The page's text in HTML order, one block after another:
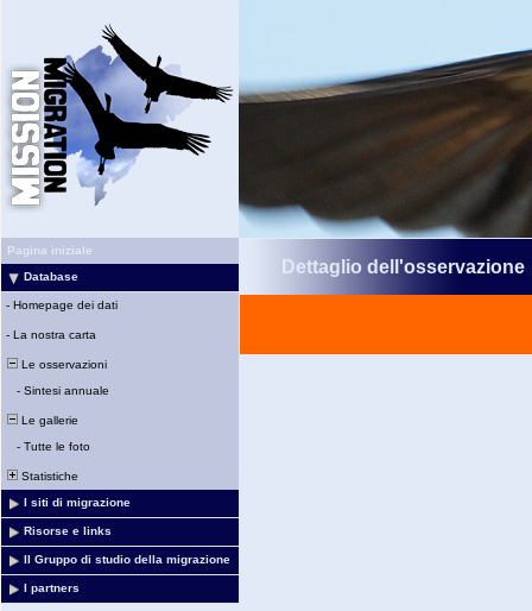
Pagina iniziale
Database
- Homepage dei dati
- La nostra carta
Le osservazioni
- Sintesi annuale
Le gallerie
- Tutte le foto
Statistiche
I siti di migrazione
Risorse e links
Il Gruppo di studio della migrazione
I partners
Dettaglio dell'osservazione